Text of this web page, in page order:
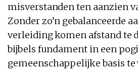
misverstanden ten aanzien
Zonder zo’n gebalanceerde
verleiding komen afstand te
bijbels fundament in een
gemeenschappelijke basis te